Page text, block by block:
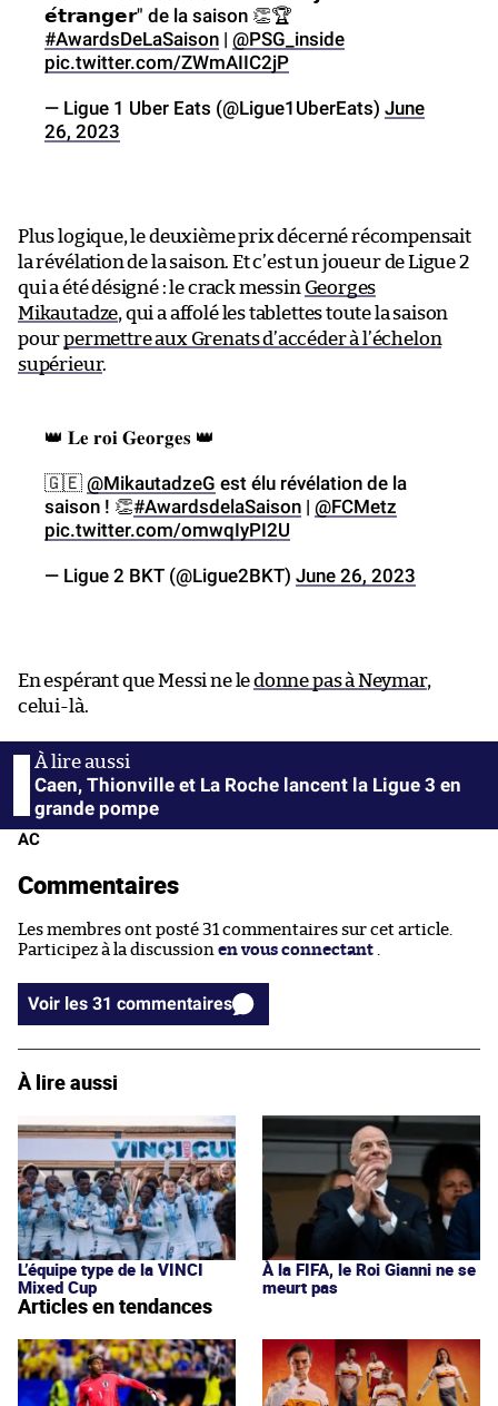
𝗲́𝘁𝗿𝗮𝗻𝗴𝗲𝗿" de la saison 👏🏆
#AwardsDeLaSaison | @PSG_inside
pic.twitter.com/ZWmAIIC2jP
— Ligue 1 Uber Eats (@Ligue1UberEats) June
26, 2023
Plus logique, le deuxième prix décerné récompensait
la révélation de la saison. Et c’est un joueur de Ligue 2
qui a été désigné : le crack messin Georges
Mikautadze, qui a affolé les tablettes toute la saison
pourpermettre aux Grenats d’accéder à l’échelon
supérieur.
👑 𝐋𝐞 𝐫𝐨𝐢 𝐆𝐞𝐨𝐫𝐠𝐞𝐬 👑
🇬🇪 @MikautadzeG est élu révélation de la
saison ! 👏#AwardsdelaSaison | @FCMetz
pic.twitter.com/omwqIyPI2U
— Ligue 2 BKT (@Ligue2BKT) June 26, 2023
En espérant que Messi ne ledonne pas à Neymar,
celui-là.
Caen, Thionville et La Roche lancent la Ligue 3 en
grande pompe
AC
Commentaires
Les membres ont posté 31 commentaires sur cet article.
Participez à la discussion en vous connectant
Voir les 31 commentaires
À lire aussi
L’équipe type de la VINCI
Mixed Cup
À la FIFA, le Roi Gianni ne se
meurt pas
Articles en tendances